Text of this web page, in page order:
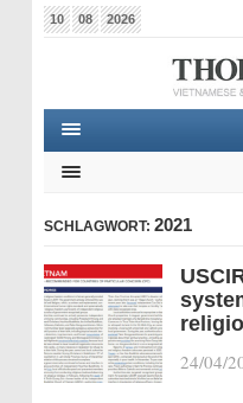
10 08 2026
SCHLAGWORT: 2021
24/04/